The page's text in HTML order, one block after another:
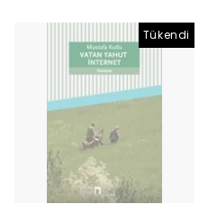
Tükendi